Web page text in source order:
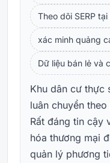
Theo dõi SERP
xác minh quảng
Dữ liệu bán lẻ và
Khu dân cư thực
luân chuyển
Rất đáng tin cậy
hóa thương mại
quản lý phương